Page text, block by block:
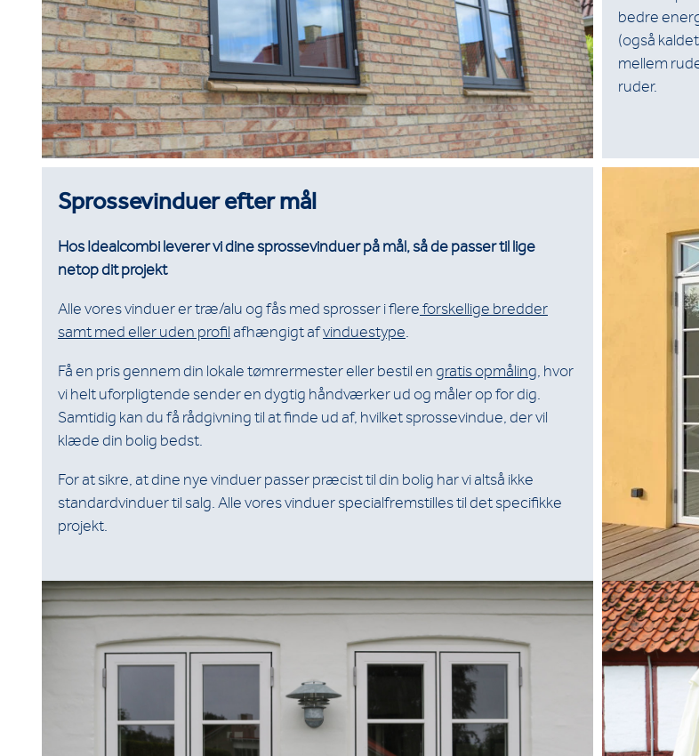
bedre
(også
mellem
ruder.
Sprossevinduer efter mål
Hos Idealcombi leverer vi dine sprossevinduer på mål, så de passer til lige
netop dit projekt
Alle vores vinduer er træ/alu og fås med sprosser i flere forskellige bredder
samt med eller uden profil afhængigt afvinduestype
Få en pris gennem din lokale tømrermester eller bestil en gratis opmåling , hvor
vi helt uforpligtende sender en dygtig håndværker ud og måler op for dig.
Samtidig kan du få rådgivning til at finde ud af, hvilket sprossevindue, der vil
klæde din bolig bedst.
For at sikre, at dine nye vinduer passer præcist til din bolig har vi altså ikke
standardvinduer til salg. Alle vores vinduer specialfremstilles til det specifikke
projekt.